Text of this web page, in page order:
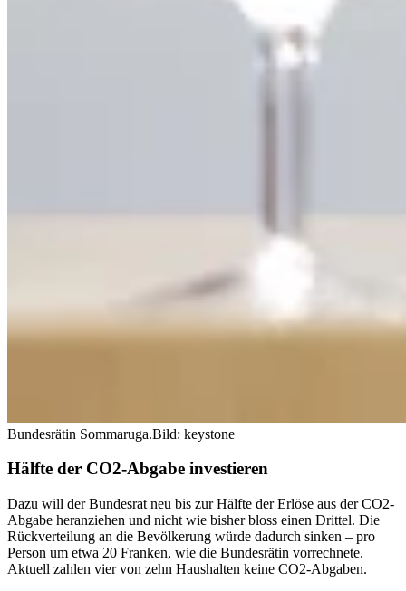
Bundesrätin Sommaruga.Bild: keystone
Hälfte der CO2-Abgabe investieren
Dazu will der Bundesrat neu bis zur Hälfte der Erlöse aus der CO2-
Abgabe heranziehen und nicht wie bisher bloss einen Drittel. Die
Rückverteilung an die Bevölkerung würde dadurch sinken – pro
Person um etwa 20 Franken, wie die Bundesrätin vorrechnete.
Aktuell zahlen vier von zehn Haushalten keine CO2-Abgaben.